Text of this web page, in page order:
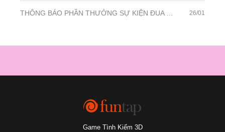
26/01
Game Tình Kiếm 3D